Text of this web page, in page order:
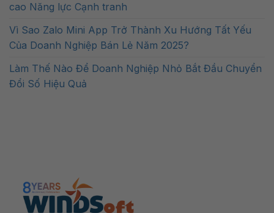
cao Năng lực Cạnh tranh
Vì Sao Zalo Mini App Trở Thành Xu Hướng Tất Yếu
Của Doanh Nghiệp Bán Lẻ Năm 2025?
Làm Thế Nào Để Doanh Nghiệp Nhỏ Bắt Đầu Chuyển
Đổi Số Hiệu Quả